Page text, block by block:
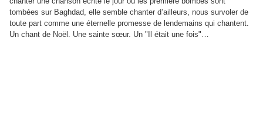
tombées sur Baghdad, elle semble chanter d’ailleurs, nous survoler de
toute part comme une éternelle promesse de lendemains qui chantent.
Un chant de Noël. Une sainte sœur. Un "Il était une fois"…